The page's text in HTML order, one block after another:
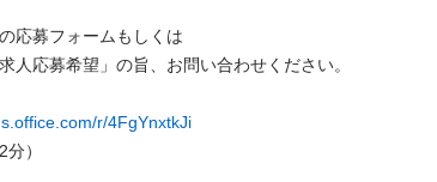
応募フォームもしくは
人応募希望」の旨、お問い合わせください。
r/4FgYnxtkJi
分）